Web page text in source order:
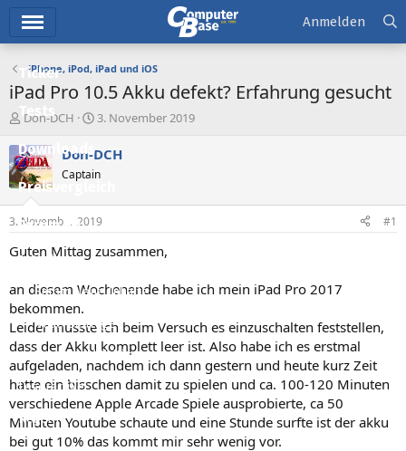
Ticker
Tests
Downloads
Preisvergleich
Forum
Aktuelles
Empfohlene Inhalte
Neue Beiträge
Neueste Aktivitäten
Leserartikel
Regeln
Anmelden
iPhone, iPod, iPad und iOS
iPad Pro 10.5 Akku defekt? Erfahrung gesucht
E
s
t
e
l
e
r
Don-DCH
E
s
e
l
t
a
3. November 2019
Don-DCH
Captain
3. November 2019 #1
Guten Mittag zusammen,
an diesem Wochenende habe ich mein iPad Pro 2017
bekommen.
Leider musste ich beim Versuch es einzuschalten feststellen,
dass der Akku komplett leer ist. Also habe ich es erstmal
aufgeladen, nachdem ich dann gestern und heute kurz Zeit
hatte ein bisschen damit zu spielen und ca. 100-120 Minuten
verschiedene Apple Arcade Spiele ausprobierte, ca 50
Minuten Youtube schaute und eine Stunde surfte ist der akku
bei gut 10% das kommt mir sehr wenig vor.